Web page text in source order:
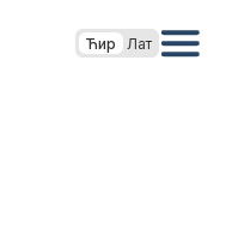
Ћир Лат